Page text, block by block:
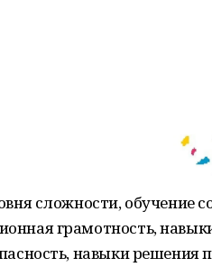
сложности, обучение
грамотность,
навыки решения